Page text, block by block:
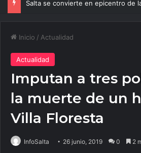
Inicio / Actualidad
Actualidad
Imputan a tres
la muerte de un
Villa Floresta
InfoSalta 26 junio, 2019 0 2